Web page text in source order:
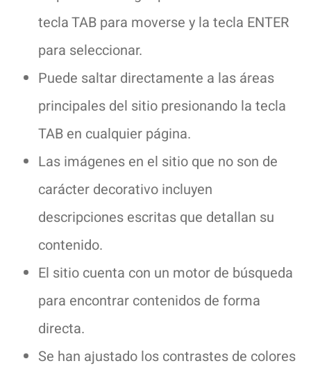
tecla TAB para moverse y la tecla ENTER
para seleccionar.
Puede saltar directamente a las áreas
principales del sitio presionando la tecla
TAB en cualquier página.
Las imágenes en el sitio que no son de
carácter decorativo incluyen
descripciones escritas que detallan su
contenido.
El sitio cuenta con un motor de búsqueda
para encontrar contenidos de forma
directa.
Se han ajustado los contrastes de colores